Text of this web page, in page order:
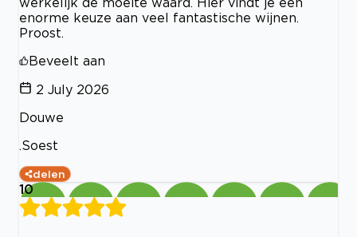
enorme keuze aan veel fantastische wijnen.
Proost.
Beveelt aan
2 July 2026
Douwe
.Soest
delen
10